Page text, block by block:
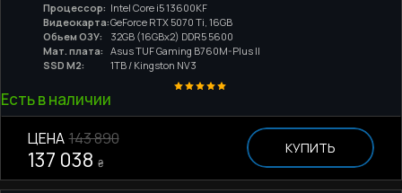
Процессор: Intel Core i5 13600KF
Видеокарта:GeForce RTX 5070 Ti, 16GB
Обьем ОЗУ:
32GB (16GBx2) DDR5 5600
Мат. плата:
Asus TUF Gaming B760M-Plus II
SSD M2:
1TB / Kingston NV3
Есть в наличии
ЦЕНА 143 890
137 038 ₴
КУПИТЬ